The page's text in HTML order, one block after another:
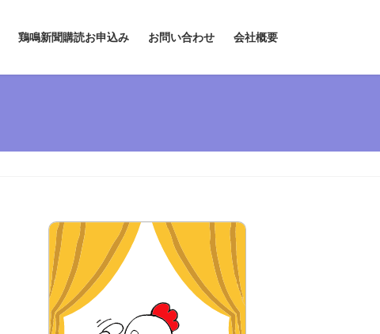
鶏鳴新聞購読お申込み お問い合わせ 会社概要